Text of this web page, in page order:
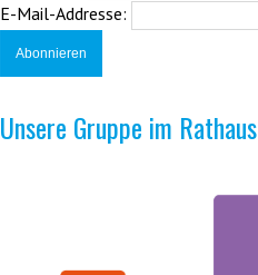
E-Mail-Addresse:
Unsere Gruppe im Rathaus